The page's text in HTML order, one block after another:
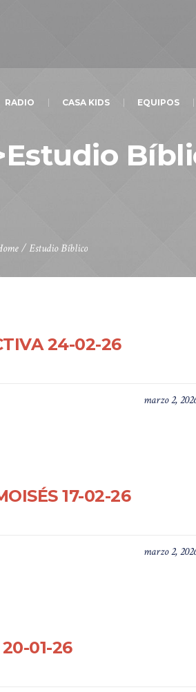
RADIO CASA KIDS EQUIPOS
/Estudio Bíblico
24-02-26
marzo 2,
17-02-26
marzo 2,
01-26